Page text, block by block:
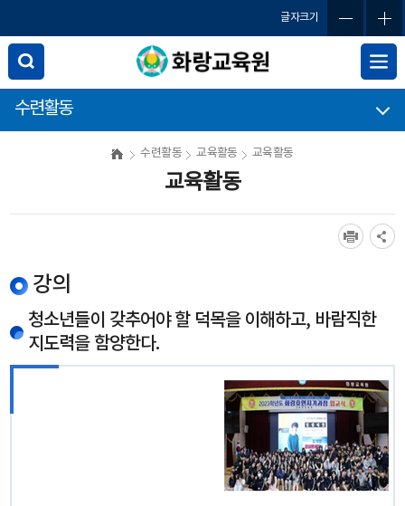
글자크기
수련활동
수련활동 교육활동 교육활동
교육활동
강의
청소년들이 갖추어야 할 덕목을 이해하고, 바람직한
지도력을 함양한다.